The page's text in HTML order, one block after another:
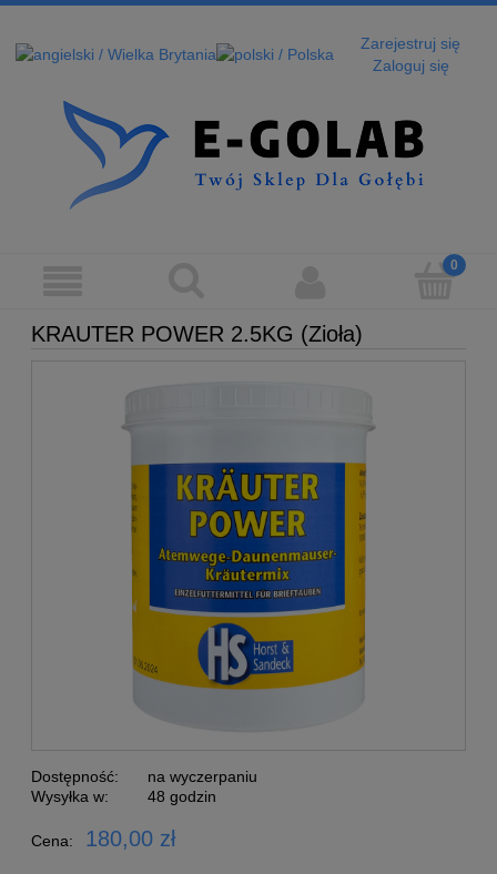
Zarejestruj się
Zaloguj się
KRAUTER POWER 2.5KG (Zioła)
Dostępność:
na wyczerpaniu
Wysyłka w:
48 godzin
Cena: 180,00 zł